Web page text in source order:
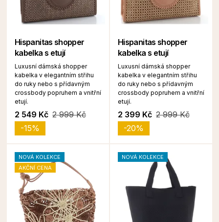
Hispanitas shopper
kabelka s etují
Luxusní dámská shopper
kabelka v elegantním střihu
do ruky nebo s přídavným
crossbody popruhem a vnitřní
etují.
2 549 Kč 2 999 Kč
-15%
Hispanitas shopper
kabelka s etují
Luxusní dámská shopper
kabelka v elegantním střihu
do ruky nebo s přídavným
crossbody popruhem a vnitřní
etují.
2 399 Kč 2 999 Kč
-20%
NOVÁ KOLEKCE
AKČNÍ CENA
NOVÁ KOLEKCE